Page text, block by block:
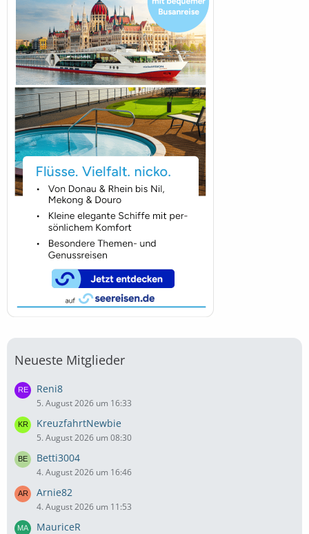
Neueste Mitglieder
Reni8
5. August 2026 um 16:33
KreuzfahrtNewbie
5. August 2026 um 08:30
Betti3004
4. August 2026 um 16:46
Arnie82
4. August 2026 um 11:53
MauriceR